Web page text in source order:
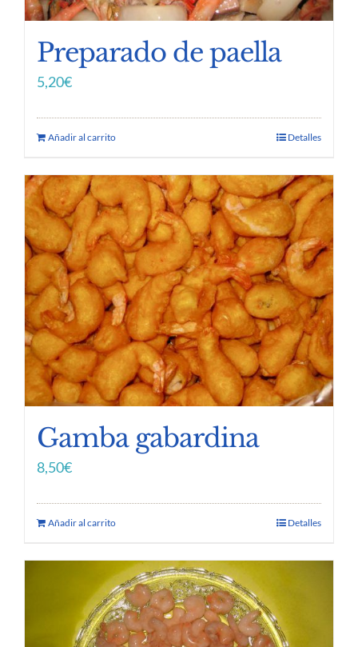
Preparado de paella
5,20€
Añadir al carrito Detalles
Gamba gabardina
8,50€
Añadir al carrito Detalles